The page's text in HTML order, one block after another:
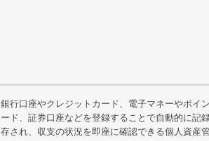
銀行口座やクレジットカード、電子マネーやポイ
ード、証券口座などを登録することで自動的に記
存され、収支の状況を即座に確認できる個人資産